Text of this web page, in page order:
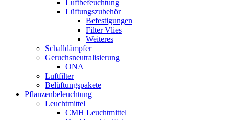
Luftbefeuchtung
Lüftungszubehör
Befestigungen
Filter Vlies
Weiteres
Schalldämpfer
Geruchsneutralisierung
ONA
Luftfilter
Belüftungspakete
Pflanzenbeleuchtung
Leuchtmittel
CMH Leuchtmittel